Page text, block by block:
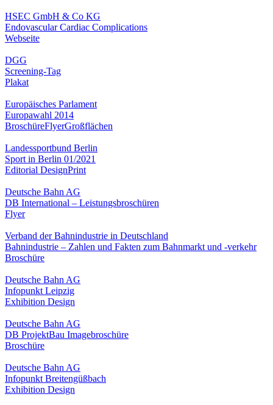
HSEC GmbH & Co KG
Endovascular Cardiac Complications
Webseite
DGG
Screening-Tag
Plakat
Europäisches Parlament
Europawahl 2014
BroschüreFlyerGroßflächen
Landessportbund Berlin
Sport in Berlin 01/2021
Editorial DesignPrint
Deutsche Bahn AG
DB International – Leistungsbroschüren
Flyer
Verband der Bahnindustrie in Deutschland
Bahnindustrie – Zahlen und Fakten zum Bahnmarkt und -verkehr
Broschüre
Deutsche Bahn AG
Infopunkt Leipzig
Exhibition Design
Deutsche Bahn AG
DB ProjektBau Imagebroschüre
Broschüre
Deutsche Bahn AG
Infopunkt Breitengüßbach
Exhibition Design